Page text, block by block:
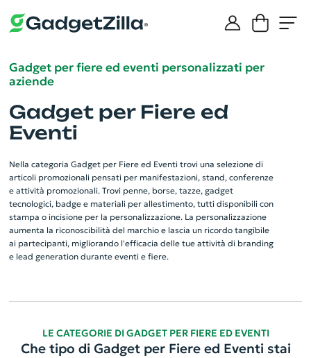
Gadget per fiere ed eventi personalizzati per
aziende
Gadget per Fiere ed
Eventi
Nella categoria Gadget per Fiere ed Eventi trovi una selezione di
articoli promozionali pensati per manifestazioni, stand, conferenze
e attività promozionali. Trovi penne, borse, tazze, gadget
tecnologici, badge e materiali per allestimento, tutti disponibili con
stampa o incisione per la personalizzazione. La personalizzazione
aumenta la riconoscibilità del marchio e lascia un ricordo tangibile
ai partecipanti, migliorando l'efficacia delle tue attività di branding
e lead generation durante eventi e fiere.
LE CATEGORIE DI GADGET PER FIERE ED EVENTI
Che tipo di Gadget per Fiere ed Eventi stai